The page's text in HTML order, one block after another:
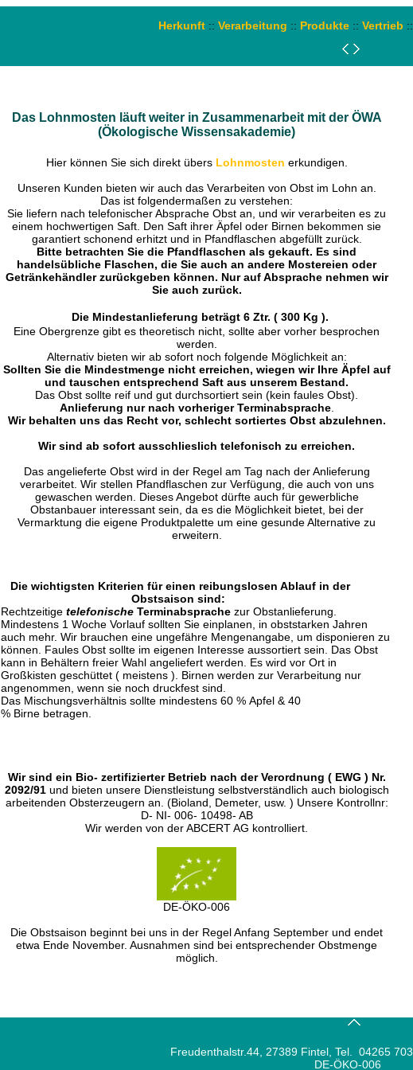
Herkunft :: Verarbeitung :: Produkte :: Vertrieb ::
Das Lohnmosten läuft weiter in Zusammenarbeit mit der ÖWA
(Ökologische Wissensakademie)
Hier können Sie sich direkt übers Lohnmosten erkundigen.
Unseren Kunden bieten wir auch das Verarbeiten von Obst im Lohn an.
Das ist folgendermaßen zu verstehen:
Sie liefern nach telefonischer Absprache Obst an, und wir verarbeiten es zu
einem hochwertigen Saft. Den Saft ihrer Äpfel oder Birnen bekommen sie
garantiert schonend erhitzt und in Pfandflaschen abgefüllt zurück.
Bitte betrachten Sie die Pfandflaschen als gekauft. Es sind
handelsübliche Flaschen, die Sie auch an andere Mostereien oder
Getränkehändler zurückgeben können. Nur auf Absprache nehmen wir
Sie auch zurück.
Die Mindestanlieferung beträgt 6 Ztr. ( 300 Kg ).
Eine Obergrenze gibt es theoretisch nicht, sollte aber vorher besprochen
werden.
Alternativ bieten wir ab sofort noch folgende Möglichkeit an:
Sollten Sie die Mindestmenge nicht erreichen, wiegen wir Ihre Äpfel auf
und tauschen entsprechend Saft aus unserem Bestand.
Das Obst sollte reif und gut durchsortiert sein (kein faules Obst).
Anlieferung nur nach vorheriger Terminabsprache.
Wir behalten uns das Recht vor, schlecht sortiertes Obst abzulehnen.
Wir sind ab sofort ausschlieslich telefonisch zu erreichen.
Das angelieferte Obst wird in der Regel am Tag nach der Anlieferung
verarbeitet. Wir stellen Pfandflaschen zur Verfügung, die auch von uns
gewaschen werden. Dieses Angebot dürfte auch für gewerbliche
Obstanbauer interessant sein, da es die Möglichkeit bietet, bei der
Vermarktung die eigene Produktpalette um eine gesunde Alternative zu
erweitern.
Die wichtigsten Kriterien für einen reibungslosen Ablauf in der
Obstsaison sind:
Rechtzeitige telefonische Terminabsprache zur Obstanlieferung.
Mindestens 1 Woche Vorlauf sollten Sie einplanen, in obststarken Jahren
auch mehr. Wir brauchen eine ungefähre Mengenangabe, um disponieren zu
können. Faules Obst sollte im eigenen Interesse aussortiert sein. Das Obst
kann in Behältern freier Wahl angeliefert werden. Es wird vor Ort in
Großkisten geschüttet ( meistens ). Birnen werden zur Verarbeitung nur
angenommen, wenn sie noch druckfest sind.
Das Mischungsverhältnis sollte mindestens 60 % Apfel & 40
% Birne betragen.
Wir sind ein Bio- zertifizierter Betrieb nach der Verordnung ( EWG ) Nr.
2092/91 und bieten unsere Dienstleistung selbstverständlich auch biologisch
arbeitenden Obsterzeugern an. (Bioland, Demeter, usw. ) Unsere Kontrollnr:
D- NI- 006- 10498- AB
Wir werden von der ABCERT AG kontrolliert.
DE-ÖKO-006
Die Obstsaison beginnt bei uns in der Regel Anfang September und endet
etwa Ende November. Ausnahmen sind bei entsprechender Obstmenge
möglich.
Freudenthalstr.44, 27389 Fintel, Tel. 04265 703
DE-ÖKO-006